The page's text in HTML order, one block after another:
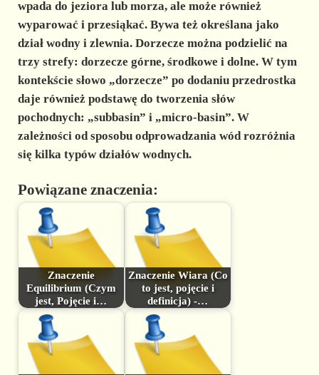
wpada do jeziora lub morza, ale może również
wyparować i przesiąkać. Bywa też określana jako
dział wodny i zlewnia. Dorzecze można podzielić na
trzy strefy: dorzecze górne, środkowe i dolne. W tym
kontekście słowo „dorzecze” po dodaniu przedrostka
daje również podstawę do tworzenia słów
pochodnych: „subbasin” i „micro-basin”. W
zależności od sposobu odprowadzania wód rozróżnia
się kilka typów działów wodnych.
Powiązane znaczenia:
Znaczenie
Equilibrium (Czym
jest, Pojęcie i…
Znaczenie Wiara (Co
to jest, pojęcie i
definicja) -…